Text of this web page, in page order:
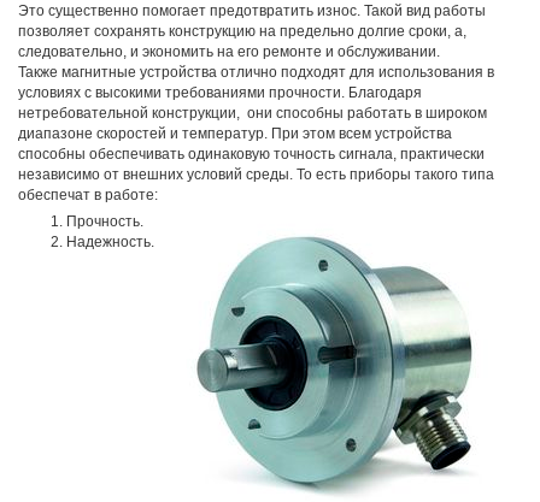
Это существенно помогает предотвратить износ. Такой вид работы
позволяет сохранять конструкцию на предельно долгие сроки, а,
следовательно, и экономить на его ремонте и обслуживании.
Также магнитные устройства отлично подходят для использования в
условиях с высокими требованиями прочности. Благодаря
нетребовательной конструкции, они способны работать в широком
диапазоне скоростей и температур. При этом всем устройства
способны обеспечивать одинаковую точность сигнала, практически
независимо от внешних условий среды. То есть приборы такого типа
обеспечат в работе:
Прочность.
Надежность.